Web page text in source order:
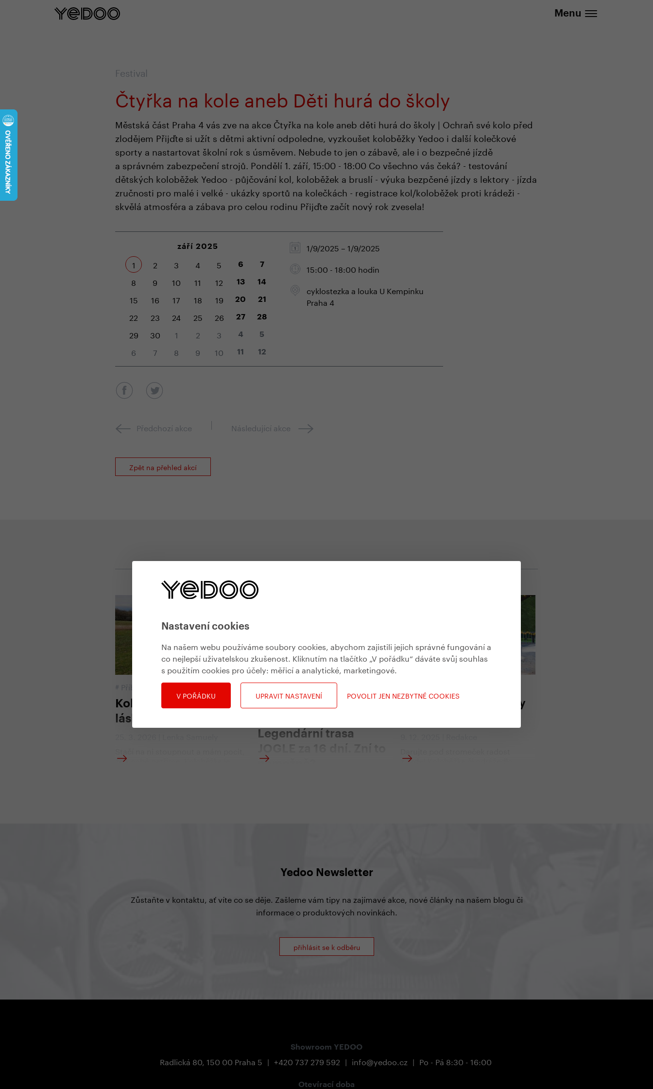
Nastavení cookies
Na našem webu používáme soubory cookies, abychom zajistili jejich správné fungování a
co nejlepší uživatelskou zkušenost. Kliknutím na tlačítko „V pořádku“ dáváte svůj souhlas
s použitím cookies pro účely: měřicí a analytické, marketingové.
V POŘÁDKU UPRAVIT NASTAVENÍ POVOLIT JEN NEZBYTNÉ COOKIES
Menu
Festival
Čtyřka na kole aneb Děti hurá do školy
Městská část Praha 4 vás zve na akce Čtyřka na kole aneb děti hurá do školy | Ochraň své kolo před
zlodějem Přijďte si užít s dětmi aktivní odpoledne, vyzkoušet koloběžky Yedoo i další kolečkové
sporty a nastartovat školní rok s úsměvem. Nebude to jen o zábavě, ale i o bezpečné jízdě
a správném zabezpečení strojů. Pondělí 1. září, 15:00 - 18:00 Co všechno vás čeká? - testování
dětských koloběžek Yedoo - půjčování kol, koloběžek a bruslí - výuka bezpčené jízdy s lektory - jízda
zručnosti pro malé i velké - ukázky sportů na kolečkách - registrace kol/koloběžek proti krádeži -
skvělá atmosféra a zábava pro celou rodinu Přijďte začít nový rok zvesela!
září 2025
1 2 3 4 5 6 7
8 9 10 11 12 13 14
15 16 17 18 19 20 21
22 23 24 25 26 27 28
29 30 1 2 3 4 5
6 7 8 9 10 11 12
1/9/2025 – 1/9/2025
15:00 - 18:00 hodin
cyklostezka a louka U Kempinku
Praha 4
Předchozí akce Následující akce
Zpět na přehled akcí
# Příběhy Všechny Yedoo články
Koloběžka je prostě
láska
že k sobě patříme. Koloběžka je
#Příběhy
Legendární trasa
nemožně?
Tipy na vánoční dárky
z jízdy! Koloběžka či odrážedlo
Yedoo Newsletter
Zůstaňte v kontaktu, ať víte co se děje. Zašleme vám tipy na zajímavé akce, nové články na našem blogu či
informace o produktových novinkách.
přihlásit se k odběru
Showroom YEDOO
Radlická 80, 150 00 Praha 5 | +420 737 279 592 | info@yedoo.cz | Po - Pá 8:30 - 16:00
Otevírací doba